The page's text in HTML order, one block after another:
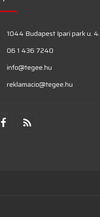
1044 Budapest Ipari park u. 4.
06 1 436 7240
info@tegee.hu
reklamacio@tegee.hu